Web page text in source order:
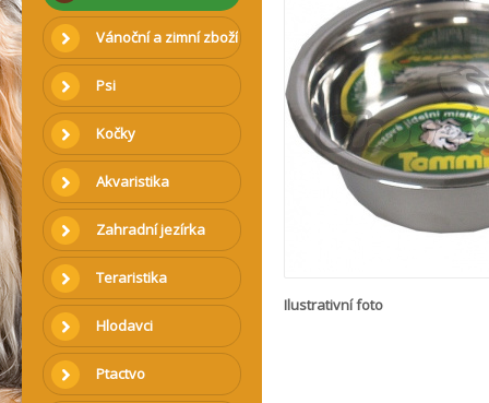
Vánoční a zimní zboží
Psi
Kočky
Akvaristika
Zahradní jezírka
Teraristika
Hlodavci
Ptactvo
Ilustrativní foto